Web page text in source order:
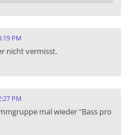
PM
nicht vermisst.
PM
mal wieder "Bass pro